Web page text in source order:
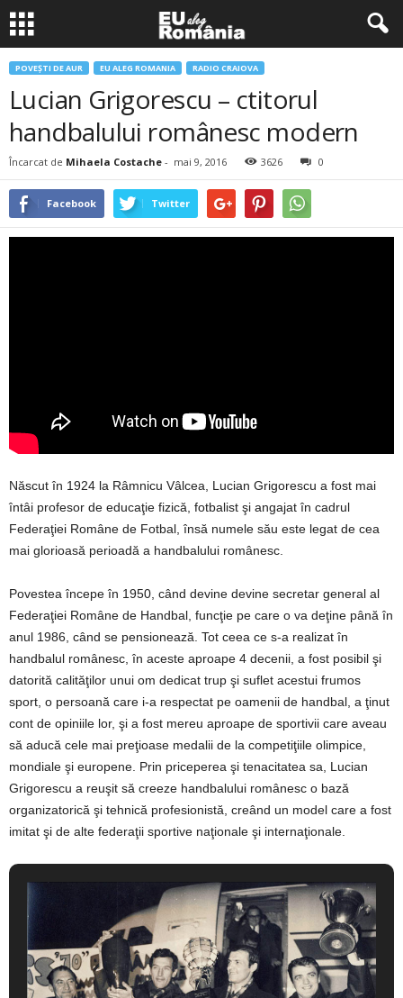
POVEŞTI DE AUR EU ALEG ROMANIA RADIO CRAIOVA
Lucian Grigorescu – ctitorul
handbalului românesc modern
Încarcat de Mihaela Costache - mai 9, 2016 3626 0
Facebook Twitter
Născut în 1924 la Râmnicu Vâlcea, Lucian Grigorescu a fost mai
întâi profesor de educaţie fizică, fotbalist şi angajat în cadrul
Federaţiei Române de Fotbal, însă numele său este legat de cea
mai glorioasă perioadă a handbalului românesc.
Povestea începe în 1950, când devine devine secretar general al
Federaţiei Române de Handbal, funcţie pe care o va deţine până în
anul 1986, când se pensionează. Tot ceea ce s-a realizat în
handbalul românesc, în aceste aproape 4 decenii, a fost posibil şi
datorită calităţilor unui om dedicat trup şi suflet acestui frumos
sport, o persoană care i-a respectat pe oamenii de handbal, a ţinut
cont de opiniile lor, şi a fost mereu aproape de sportivii care aveau
să aducă cele mai preţioase medalii de la competiţiile olimpice,
mondiale şi europene. Prin priceperea şi tenacitatea sa, Lucian
Grigorescu a reuşit să creeze handbalului românesc o bază
organizatorică şi tehnică profesionistă, creând un model care a fost
imitat şi de alte federaţii sportive naţionale şi internaţionale.